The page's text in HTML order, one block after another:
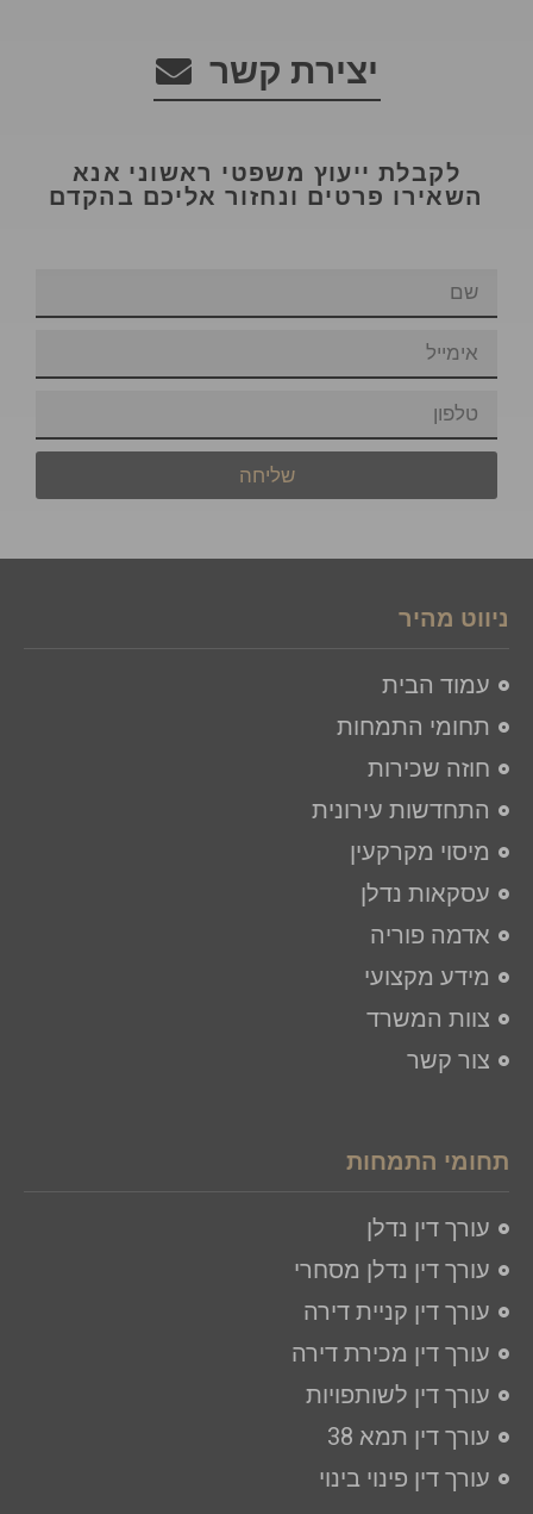
יצירת קשר
לקבלת ייעוץ משפטי ראשוני אנא
השאירו פרטים ונחזור אליכם בהקדם
שליחה
ניווט מהיר
עמוד הבית
תחומי התמחות
חוזה שכירות
התחדשות עירונית
מיסוי מקרקעין
עסקאות נדלן
אדמה פוריה
מידע מקצועי
צוות המשרד
צור קשר
תחומי התמחות
עורך דין נדלן
עורך דין נדלן מסחרי
עורך דין קניית דירה
עורך דין מכירת דירה
עורך דין לשותפויות
עורך דין תמא 38
עורך דין פינוי בינוי